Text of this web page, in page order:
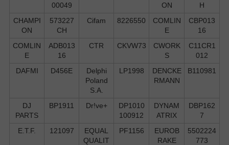
00049
ON
H
CHAMPI
ON
573227
CH
Cifam 8226550
COMLIN
E
CBP013
16
COMLIN
E
ADB013
16
CTR CKVW73
CWORK
S
C11CR1
012
DAFMI
D456E
Delphi
Poland
S.А.
LP1998
DENCKE
RMANN
B110981
DJ
PARTS
BP1911 Dr!ve+
DP1010
100912
DYNAM
ATRIX
DBP162
7
E.T.F.
121097
EQUAL
QUALIT
PF1156
EUROB
RAKE
5502224
773